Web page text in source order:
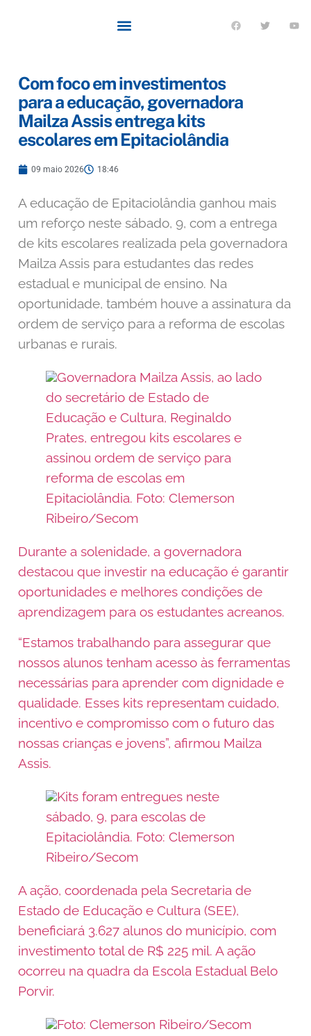
Com foco em investimentos
para a educação, governadora
Mailza Assis entrega kits
escolares em Epitaciolândia
09 maio 2026 18:46
A educação de Epitaciolândia ganhou mais
um reforço neste sábado, 9, com a entrega
de kits escolares realizada pela governadora
Mailza Assis para estudantes das redes
estadual e municipal de ensino. Na
oportunidade, também houve a assinatura da
ordem de serviço para a reforma de escolas
urbanas e rurais.
Governadora Mailza Assis, ao lado
do secretário de Estado de
Educação e Cultura, Reginaldo
Prates, entregou kits escolares e
assinou ordem de serviço para
reforma de escolas em
Epitaciolândia. Foto: Clemerson
Ribeiro/Secom
Durante a solenidade, a governadora
destacou que investir na educação é garantir
oportunidades e melhores condições de
aprendizagem para os estudantes acreanos.
“Estamos trabalhando para assegurar que
nossos alunos tenham acesso às ferramentas
necessárias para aprender com dignidade e
qualidade. Esses kits representam cuidado,
incentivo e compromisso com o futuro das
nossas crianças e jovens”, afirmou Mailza
Assis.
Kits foram entregues neste
sábado, 9, para escolas de
Epitaciolândia. Foto: Clemerson
Ribeiro/Secom
A ação, coordenada pela Secretaria de
Estado de Educação e Cultura (SEE),
beneficiará 3.627 alunos do município, com
investimento total de R$ 225 mil. A ação
ocorreu na quadra da Escola Estadual Belo
Porvir.
Foto: Clemerson Ribeiro/Secom